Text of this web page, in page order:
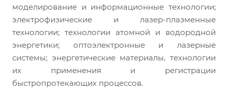
моделирование и информационные технологии;
электрофизические и лазер-плазменные
технологии; технологии атомной и водородной
энергетики; оптоэлектронные и лазерные
системы; энергетические материалы, технологии
их применения и регистрации
быстропротекающих процессов.